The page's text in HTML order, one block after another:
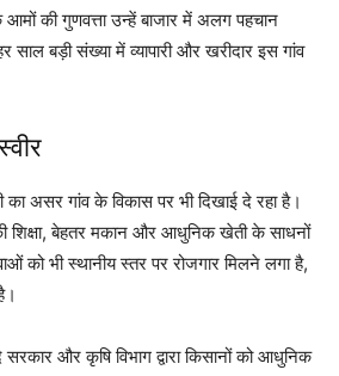
आमों की गुणवत्ता उन्हें बाजार में अलग पहचान
साल बड़ी संख्या में व्यापारी और खरीदार इस गांव
असर गांव के विकास पर भी दिखाई दे रहा है।
शिक्षा, बेहतर मकान और आधुनिक खेती के साधनों
को भी स्थानीय स्तर पर रोजगार मिलने लगा है,
सरकार और कृषि विभाग द्वारा किसानों को आधुनिक